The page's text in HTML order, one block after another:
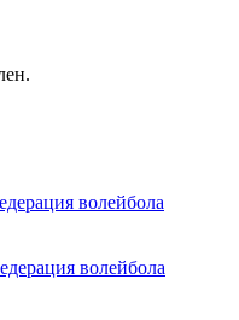
волейбола
волейбола